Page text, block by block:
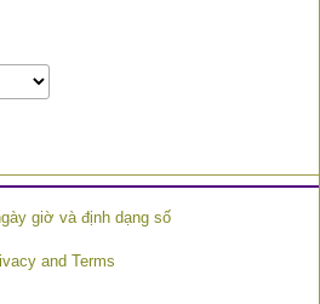
giờ và định dạng số
and Terms